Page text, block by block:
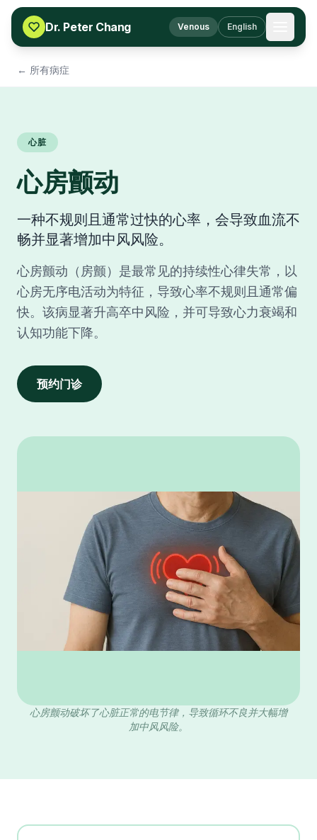
Skip to content
Dr. Peter Chang
Venous English
← 所有病症
心脏
心房颤动
一种不规则且通常过快的心率，会导致血流不
畅并显著增加中风风险。
心房颤动（房颤）是最常见的持续性心律失常，以
心房无序电活动为特征，导致心率不规则且通常偏
快。该病显著升高卒中风险，并可导致心力衰竭和
认知功能下降。
预约门诊
心房颤动破坏了心脏正常的电节律，导致循环不良并大幅增
加中风风险。